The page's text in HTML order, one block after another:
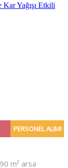
Yağışı Etkili